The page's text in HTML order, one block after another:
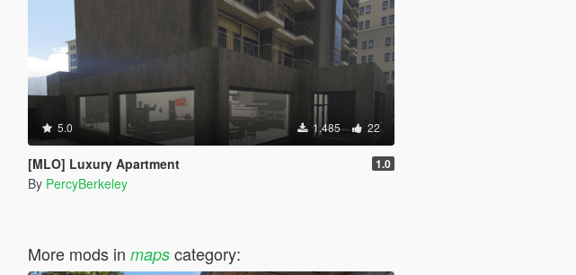
5.0 1.485 22
[MLO] Luxury Apartment 1.0
By PercyBerkeley
More mods in mapscategory: